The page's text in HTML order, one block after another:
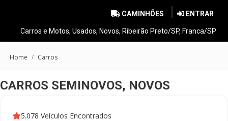
CAMINHÕES | ENTRAR
Carros e Motos, Usados, Novos, Ribeirão Preto/SP, Franca/SP
Home Carros
CARROS SEMINOVOS, NOVOS
5.078 Veículos Encontrados